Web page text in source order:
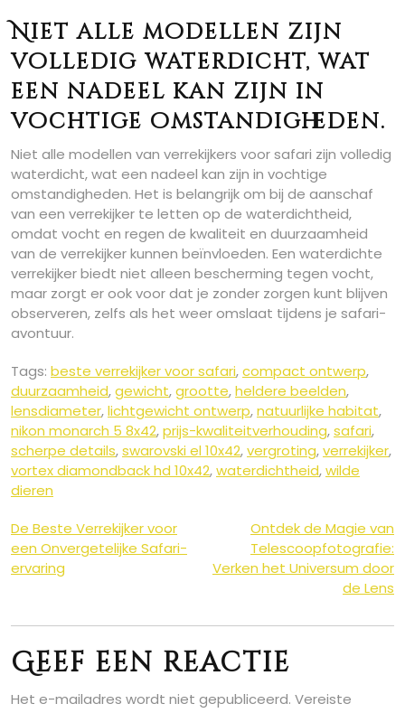
Niet alle modellen zijn
volledig waterdicht, wat
een nadeel kan zijn in
vochtige omstandigheden.
Niet alle modellen van verrekijkers voor safari zijn volledig
waterdicht, wat een nadeel kan zijn in vochtige
omstandigheden. Het is belangrijk om bij de aanschaf
van een verrekijker te letten op de waterdichtheid,
omdat vocht en regen de kwaliteit en duurzaamheid
van de verrekijker kunnen beïnvloeden. Een waterdichte
verrekijker biedt niet alleen bescherming tegen vocht,
maar zorgt er ook voor dat je zonder zorgen kunt blijven
observeren, zelfs als het weer omslaat tijdens je safari-
avontuur.
Tags: beste verrekijker voor safari,compact ontwerp,
duurzaamheid,gewicht,grootte,heldere beelden,
lensdiameter,lichtgewicht ontwerp,natuurlijke habitat,
nikon monarch 5 8x42,prijs-kwaliteitverhouding,safari,
scherpe details,swarovski el 10x42,vergroting,verrekijker,
vortex diamondback hd 10x42,waterdichtheid,wilde
dieren
Berichtnavigatie
De Beste Verrekijker voor
een Onvergetelijke Safari-
ervaring
Ontdek de Magie van
Telescoopfotografie:
Verken het Universum door
de Lens
Geef een reactie
Het e-mailadres wordt niet gepubliceerd. Vereiste